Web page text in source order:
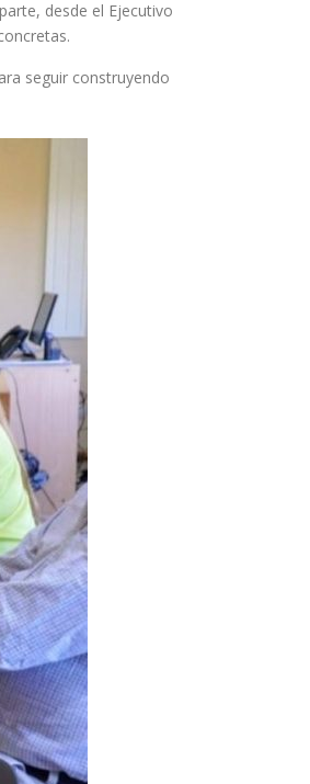
desde el Ejecutivo
seguir construyendo